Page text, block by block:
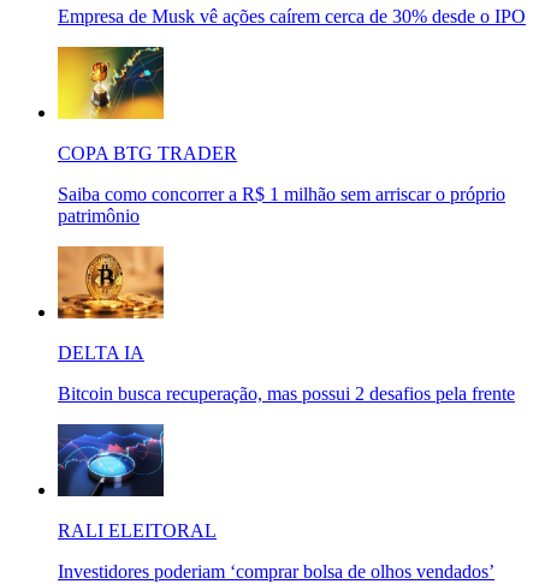
Empresa de Musk vê ações caírem cerca de 30% desde o IPO
COPA BTG TRADER
Saiba como concorrer a R$ 1 milhão sem arriscar o próprio
patrimônio
DELTA IA
Bitcoin busca recuperação, mas possui 2 desafios pela frente
RALI ELEITORAL
Investidores poderiam ‘comprar bolsa de olhos vendados’